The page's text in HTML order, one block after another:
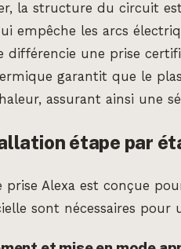
la structure du circuit
empêche les arcs
différencie une prise
garantit que le
assurant ainsi une
étape par
prise Alexa est conçue
sont nécessaires pour